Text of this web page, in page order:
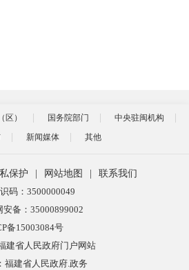
区） 国务院部门
中央驻闽机构
新闻媒体 其他
保护 网站地图
联系我们
码：3500000049
安备：35000899002
备15003084号
建省人民政府门户网站
福建省人民政府.政务